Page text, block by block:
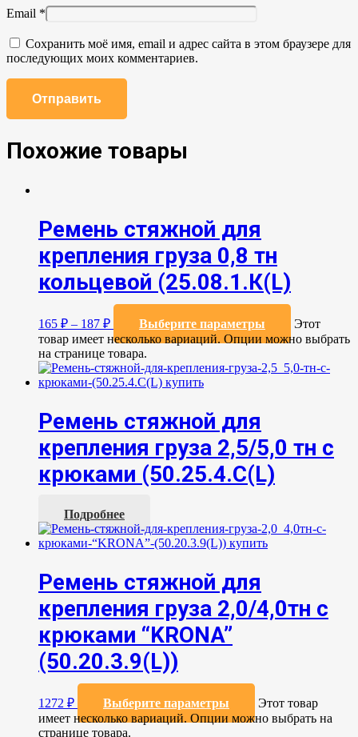
Email *
Сохранить моё имя, email и адрес сайта в этом браузере для
последующих моих комментариев.
Похожие товары
Ремень стяжной для
крепления груза 0,8 тн
кольцевой (25.08.1.К(L)
165 ₽ – 187 ₽ Выберите параметры
Этот
товар имеет несколько вариаций. Опции можно выбрать
на странице товара.
Ремень стяжной для
крепления груза 2,5/5,0 тн с
крюками (50.25.4.С(L)
Подробнее
Ремень стяжной для
крепления груза 2,0/4,0тн с
крюками “KRONA”
(50.20.3.9(L))
1272 ₽ Выберите параметры
Этот товар
имеет несколько вариаций. Опции можно выбрать на
странице товара.